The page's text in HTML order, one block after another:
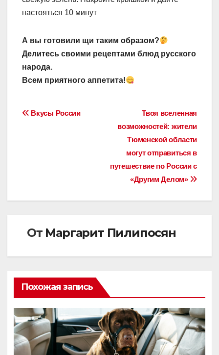
настояться 10 минут
А вы готовили щи таким образом?
Делитесь своими рецептами блюд русского
народа.
Всем приятного аппетита!
Навигация
Твоя вселенная
возможностей: жители
Тюменской области
могут отправиться в
путешествие по России с
«Другим Делом»
Вкусы России
От Маргарит Пилипосян
Похожая запись